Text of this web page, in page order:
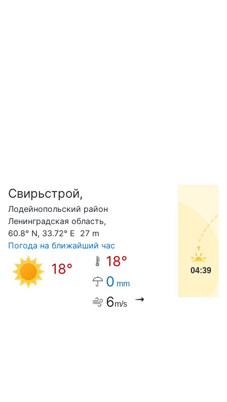
Свирьстрой,
Лодейнопольский район
Ленинградская область,
60.8° N, 33.72° E 27 m
Погода на ближайший час
18°
18°
0 mm
6m/s
04:39